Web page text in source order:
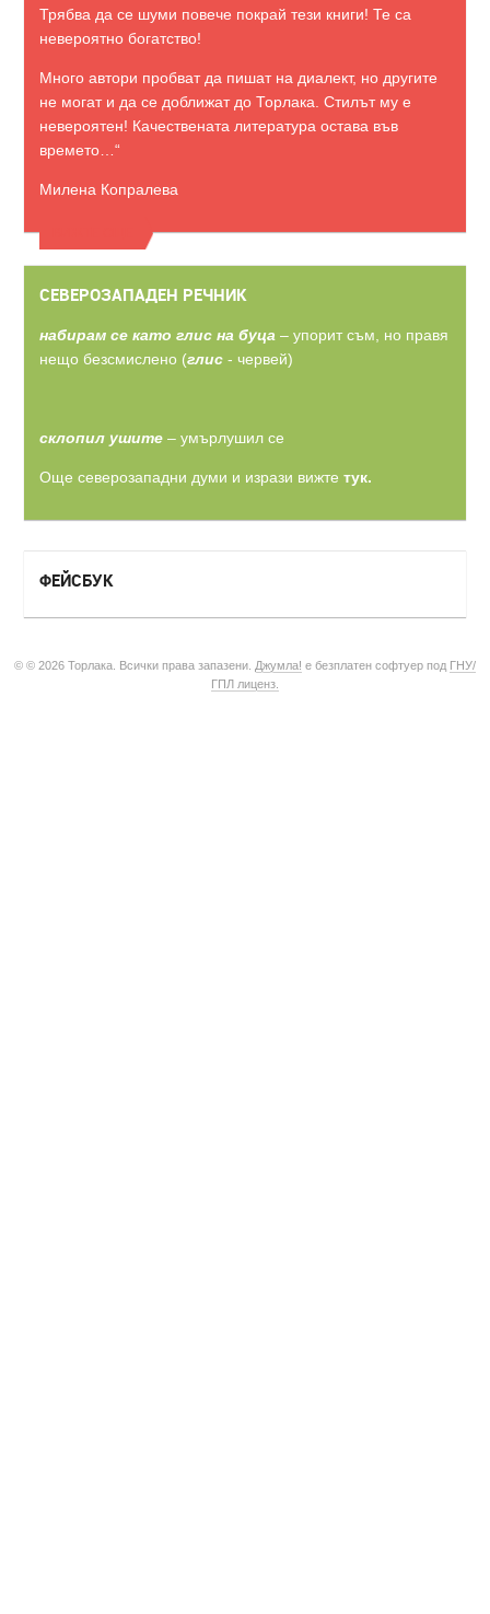
Трябва да се шуми повече покрай тези книги! Те са
невероятно богатство!
Много автори пробват да пишат на диалект, но другите
не могат и да се доближат до Торлака. Стилът му е
невероятен! Качествената литература остава във
времето…“
Милена Копралева
СЕВЕРОЗАПАДЕН РЕЧНИК
набирам се като глис на буца – упорит съм, но правя
нещо безсмислено (глис - червей)
склопил ушите – умърлушил се
Още северозападни думи и изрази вижте тук.
ФЕЙСБУК
© © 2026 Торлака. Всички права запазени. Джумла! е безплатен софтуер под ГНУ/
ГПЛ лиценз.